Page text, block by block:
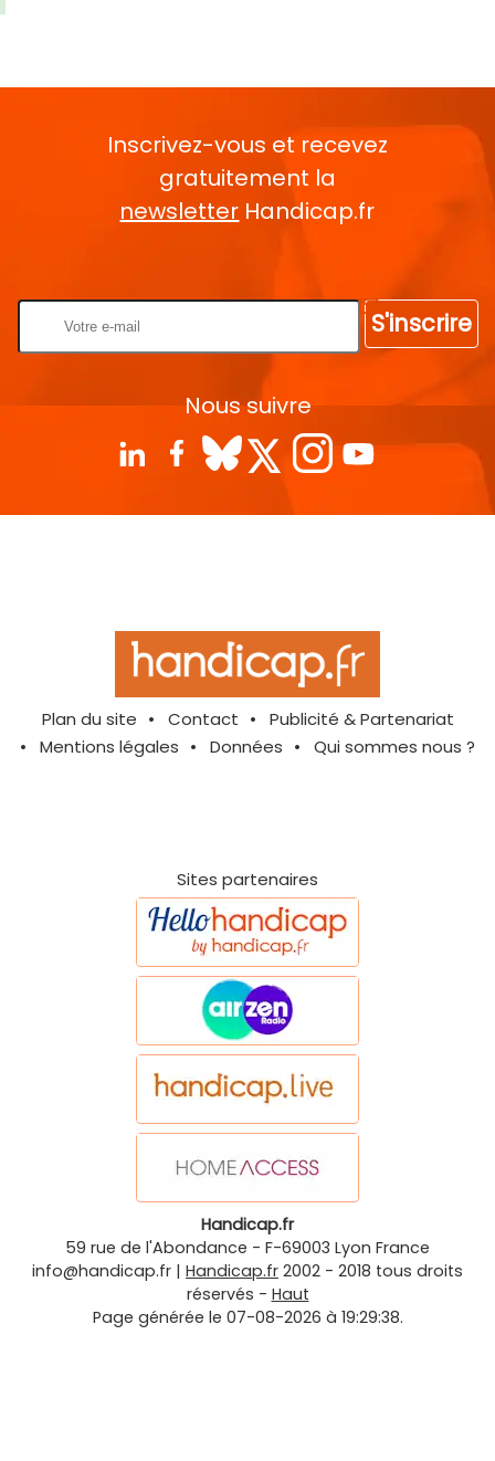
Inscrivez-vous et recevez
gratuitement la
newsletter Handicap.fr
S'inscrire
Nous suivre
Plan du site Contact
Publicité & Partenariat
Mentions légales
Données Qui sommes nous ?
Sites partenaires
Handicap.fr
59 rue de l'Abondance - F-69003 Lyon France
info@handicap.fr | Handicap.fr 2002 - 2018 tous droits
réservés - Haut
Page générée le 07-08-2026 à 19:29:38.